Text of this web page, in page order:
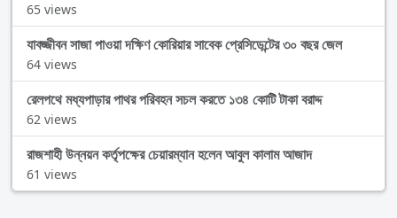
65 views
যাবজ্জীবন সাজা পাওয়া দক্ষিণ কোরিয়ার সাবেক প্রেসিডেন্টের ৩০ বছর জেল
64 views
রেলপথে মধ্যপাড়ার পাথর পরিবহন সচল করতে ১৩৪ কোটি টাকা বরাদ্দ
62 views
রাজশাহী উন্নয়ন কর্তৃপক্ষের চেয়ারম্যান হলেন আবুল কালাম আজাদ
61 views